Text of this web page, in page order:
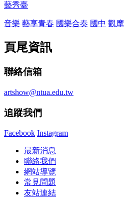
藝秀臺
音樂 藝享青春 國樂合奏 國中 觀摩
頁尾資訊
聯絡信箱
artshow@ntua.edu.tw
追蹤我們
Facebook Instagram
最新消息
聯絡我們
網站導覽
常見問題
友站連結